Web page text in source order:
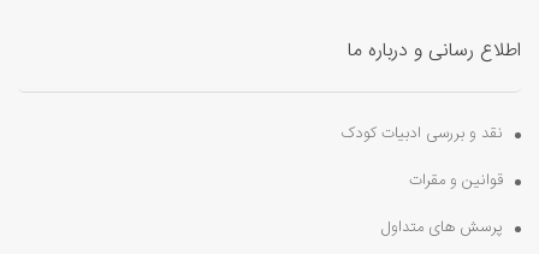
اطلاع رسانی و درباره ما
نقد و بررسی ادبیات کودک
قوانین و مقرات
پرسش های متداول